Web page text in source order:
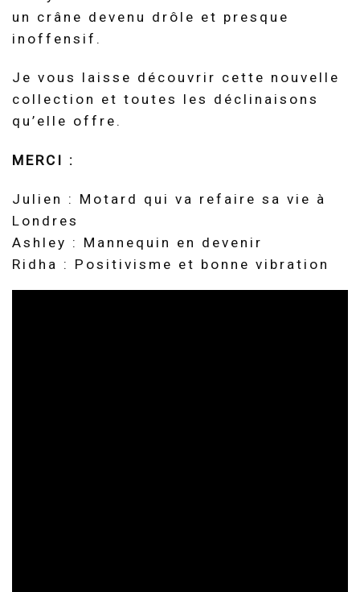
un crâne devenu drôle et presque
inoffensif.
Je vous laisse découvrir cette nouvelle
collection et toutes les déclinaisons
qu’elle offre.
MERCI :
Julien : Motard qui va refaire sa vie à
Londres
Ashley : Mannequin en devenir
Ridha : Positivisme et bonne vibration